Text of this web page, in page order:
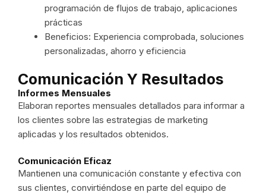
programación de flujos de trabajo, aplicaciones
prácticas
Beneficios: Experiencia comprobada, soluciones
personalizadas, ahorro y eficiencia
Comunicación Y Resultados
Informes Mensuales
Elaboran reportes mensuales detallados para informar a
los clientes sobre las estrategias de marketing
aplicadas y los resultados obtenidos.
Comunicación Eficaz
Mantienen una comunicación constante y efectiva con
sus clientes, convirtiéndose en parte del equipo de